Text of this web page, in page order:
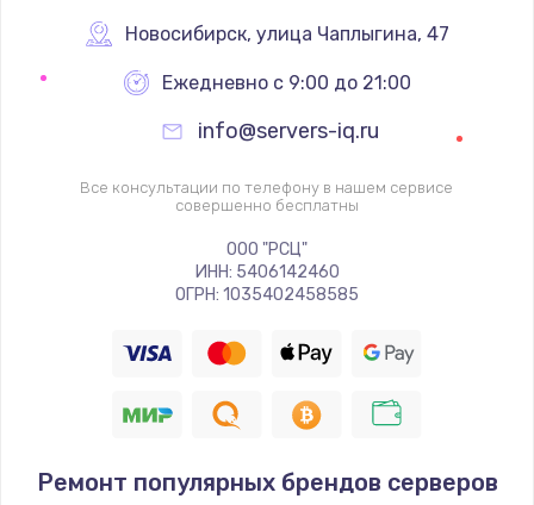
1340 руб.
Заказать
Ремонт петель крышки
Заказать
Настройка Wi-Fi
1260 руб.
Заказать
Замена шим-контроллера
Заказать
Новосибирск, улица Чаплыгина, 47
Ежедневно с 9:00 до 21:00
info@servers-iq.ru
Все консультации по телефону в нашем сервисе
совершенно бесплатны
ООО "РСЦ"
ИНН: 5406142460
ОГРН: 1035402458585
Ремонт популярных брендов серверов